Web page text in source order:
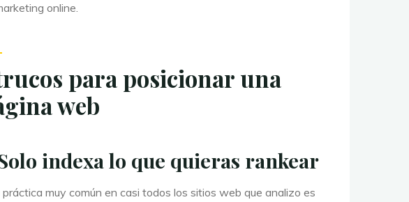
online.
para posicionar una
web
indexa lo que quieras rankear
práctica muy común en casi todos los sitios web que analizo es